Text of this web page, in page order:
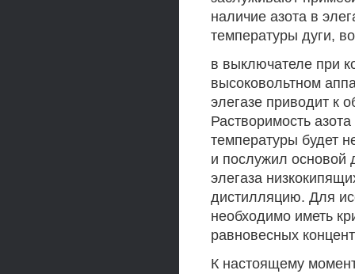
наличие азота в
температуры дуги,
в выключателе при
высоковольтном
элегазе приводит к
Растворимость
температуры будет
и послужил основой
элегаза
дистилляцию. Для
необходимо иметь
равновесных
К настоящему